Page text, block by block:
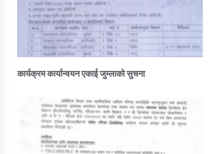
कार्यक्रम कार्यान्वयन एकाई जुम्लाको सुचना